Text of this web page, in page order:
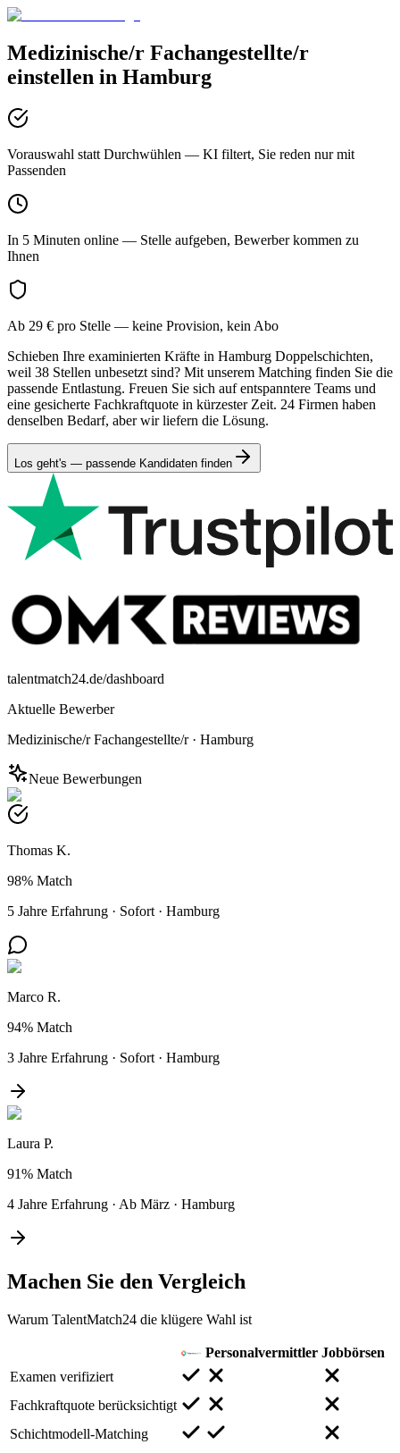
Medizinische/r Fachangestellte/r
einstellen in Hamburg
Vorauswahl statt Durchwühlen — KI filtert, Sie reden nur mit
Passenden
In 5 Minuten online — Stelle aufgeben, Bewerber kommen zu
Ihnen
Ab 29 € pro Stelle — keine Provision, kein Abo
Schieben Ihre examinierten Kräfte in Hamburg Doppelschichten,
weil 38 Stellen unbesetzt sind? Mit unserem Matching finden Sie die
passende Entlastung. Freuen Sie sich auf entspanntere Teams und
eine gesicherte Fachkraftquote in kürzester Zeit. 24 Firmen haben
denselben Bedarf, aber wir liefern die Lösung.
Los geht's — passende Kandidaten finden
talentmatch24.de/dashboard
Aktuelle Bewerber
Medizinische/r Fachangestellte/r· Hamburg
Neue Bewerbungen
Thomas K.
98% Match
5 Jahre Erfahrung · Sofort · Hamburg
Marco R.
94% Match
3 Jahre Erfahrung · Sofort · Hamburg
Laura P.
91% Match
4 Jahre Erfahrung · Ab März · Hamburg
Machen Sie den Vergleich
Warum TalentMatch24 die klügere Wahl ist
Personalvermittler Jobbörsen
Examen verifiziert
Fachkraftquote berücksichtigt
Schichtmodell-Matching